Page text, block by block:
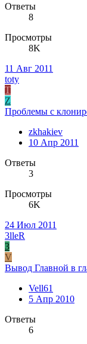
Ответы
8
Просмотры
8K
11 Авг 2011
toty
T
Z
Проблемы с
zkhakiev
10 Апр 2011
Ответы
3
Просмотры
6K
24 Июл 2011
3lleR
3
V
Вывод Главной в
Vell61
5 Апр 2010
Ответы
6